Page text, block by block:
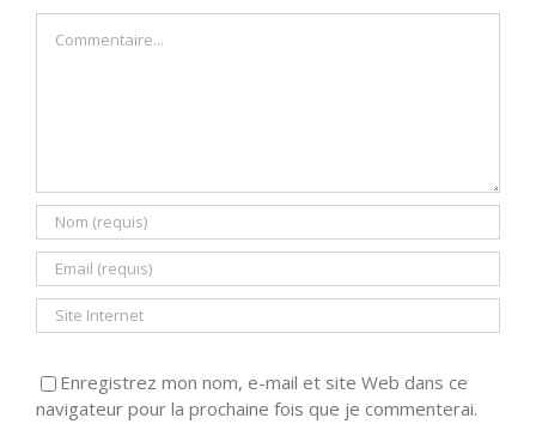
Enregistrez mon nom, e-mail et site Web dans ce
navigateur pour la prochaine fois que je commenterai.